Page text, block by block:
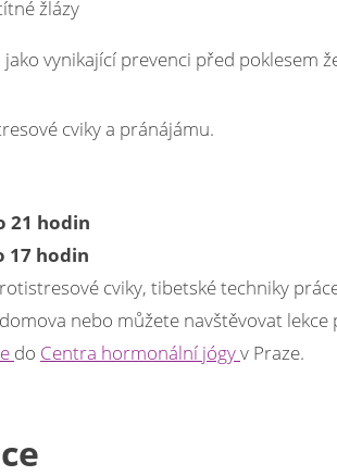
žlázy
vynikající prevenci před poklesem
cviky a pránájámu.
21 hodin
17 hodin
cviky, tibetské techniky
nebo můžete navštěvovat
do Centra hormonální jógyv Praze.